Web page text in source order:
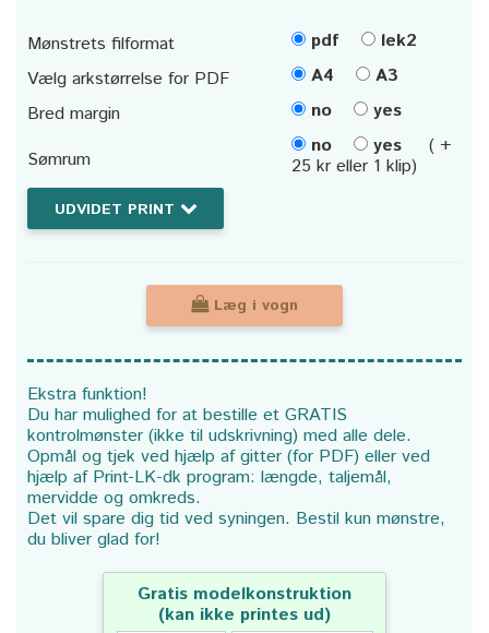
Mønstrets filformat pdf
lek2
Vælg arkstørrelse for PDF
A4
A3
Bred margin
no
yes
Sømrum
no yes
( +
25 kr eller 1 klip)
UDVIDET PRINT
Læg i vogn
Ekstra funktion!
Du har mulighed for at bestille et GRATIS
kontrolmønster (ikke til udskrivning) med alle dele.
Opmål og tjek ved hjælp af gitter (for PDF) eller ved
hjælp af Print-LK-dk program: længde, taljemål,
mervidde og omkreds.
Det vil spare dig tid ved syningen. Bestil kun mønstre,
du bliver glad for!
Gratis modelkonstruktion
(kan ikke printes ud)